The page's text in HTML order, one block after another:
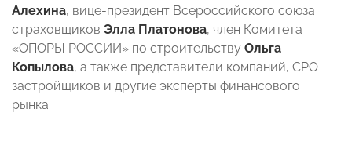
Алехина, вице-президент Всероссийского союза
страховщиков Элла Платонова, член Комитета
«ОПОРЫ РОССИИ» по строительству Ольга
Копылова, а также представители компаний, СРО
застройщиков и другие эксперты финансового
рынка.